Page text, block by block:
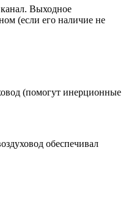
Выходное
(если его наличие не
(помогут инерционные
обеспечивал